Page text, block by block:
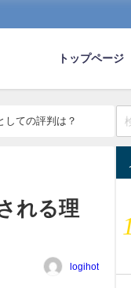
トップページ
しての評判は？
れる理
logihot